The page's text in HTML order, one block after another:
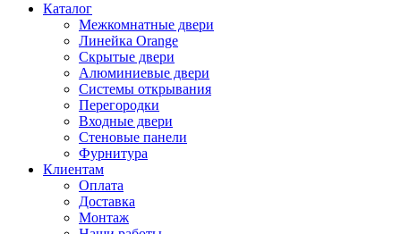
Каталог
Межкомнатные двери
Линейка Orange
Скрытые двери
Алюминиевые двери
Системы открывания
Перегородки
Входные двери
Стеновые панели
Фурнитура
Клиентам
Оплата
Доставка
Монтаж